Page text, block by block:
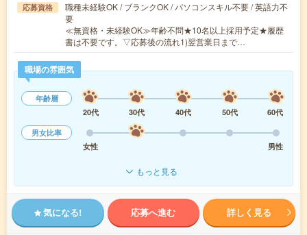
応募資格
職種未経験OK / ブランクOK / パソコンスキル不要 / 英語力不
要
≪無資格・未経験OK≫年齢不問★10名以上採用予定★履歴
書は不要です。▽応募後の流れ1)翌営業日まで…
職場の雰囲気
年齢層
20代
30代 40代 50代
60代
男女比率
女性
男性
もっと見る
気になる! 応募へ進む 詳しく見る